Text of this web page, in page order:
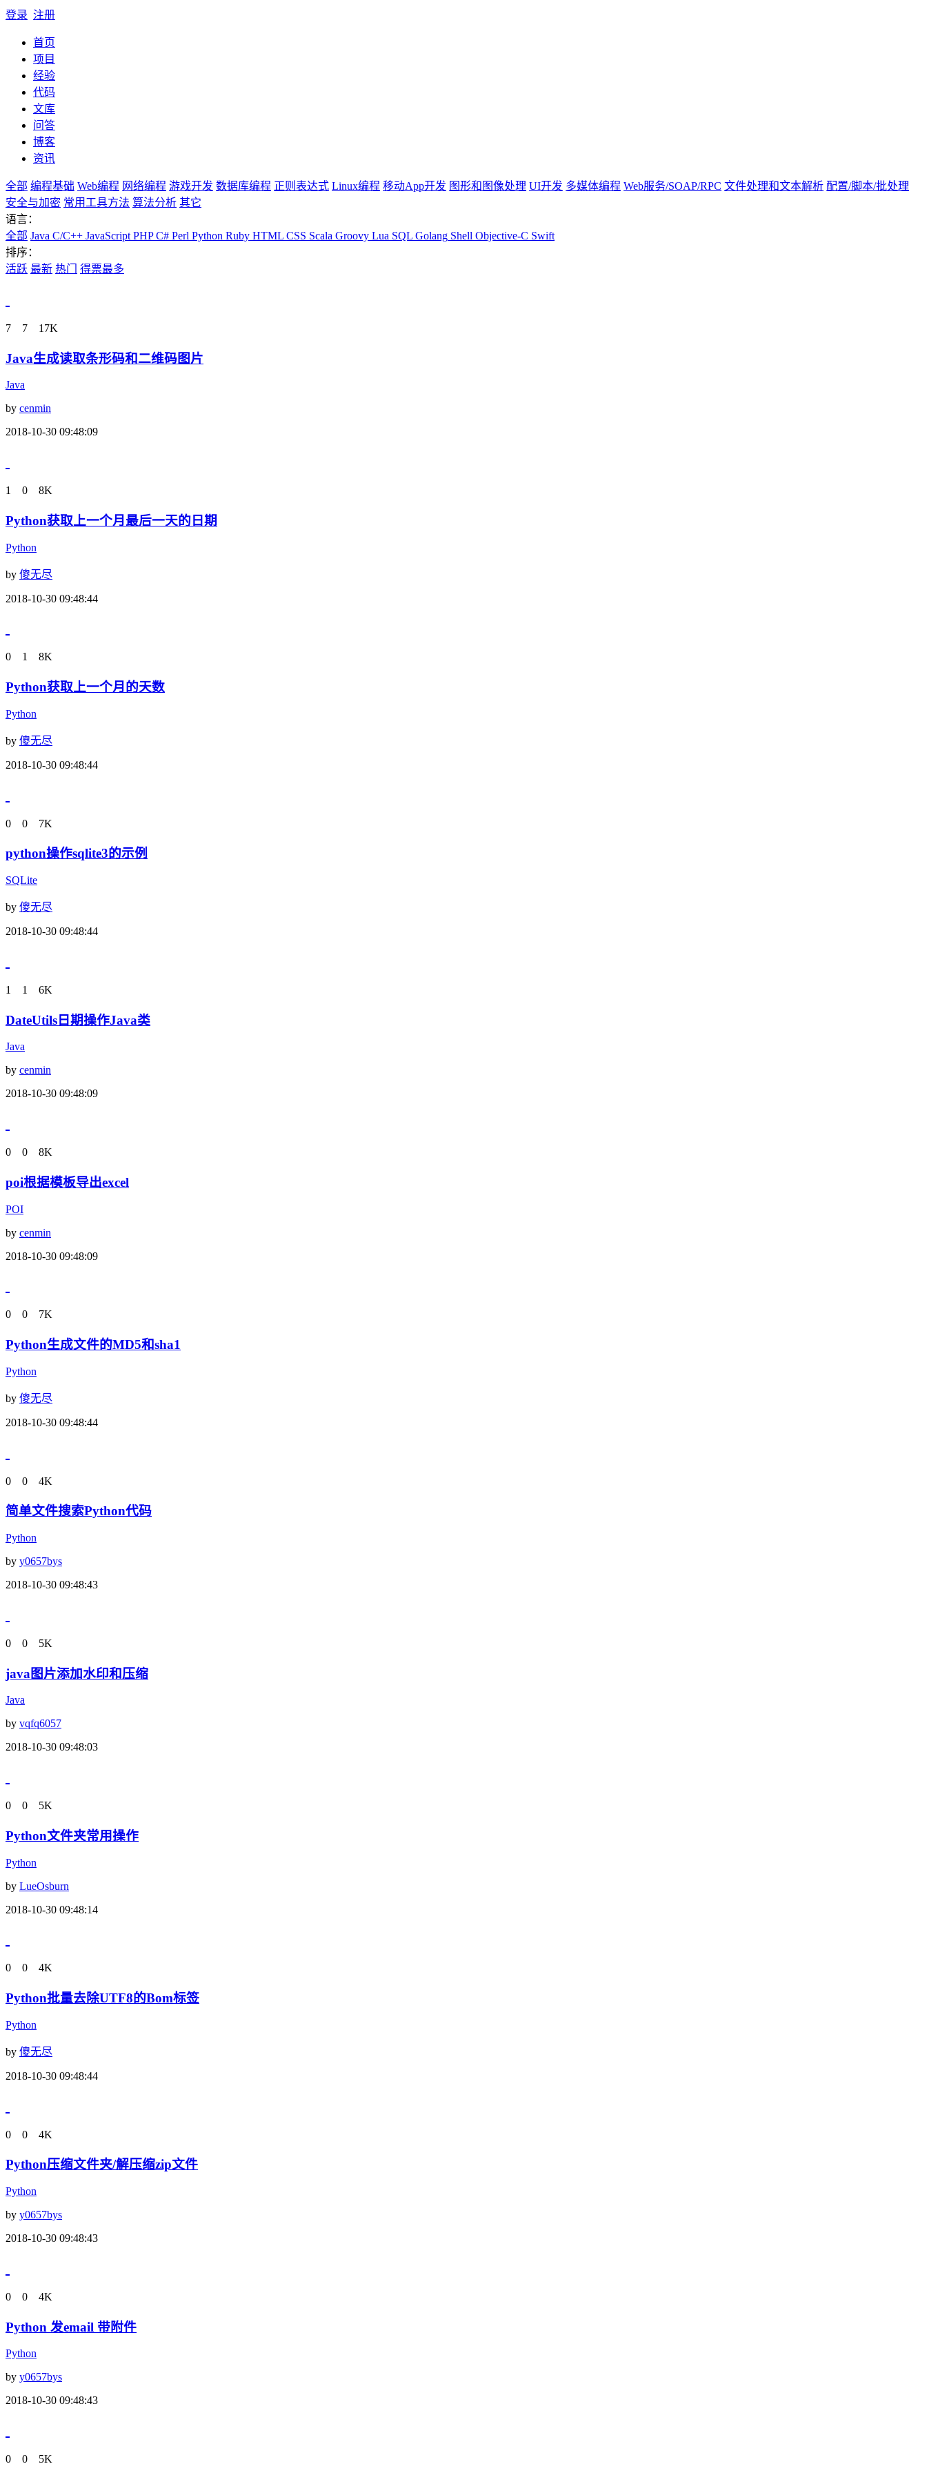
登录 注册
首页
项目
经验
代码
文库
问答
博客
资讯
全部 编程基础 Web编程 网络编程 游戏开发 数据库编程 正则表达式 Linux编程 移动App开发 图形和图像处理 UI开发 多媒体编程 Web服务/SOAP/RPC 文件处理和文本解析 配置/脚本/批处理
安全与加密 常用工具方法 算法分析 其它
语言：
全部 Java C/C++ JavaScript PHPC# Perl Python Ruby HTML CSS Scala Groovy Lua SQL Golang Shell Objective-C Swift
排序：
活跃 最新 热门 得票最多
7 7 17K
Java生成读取条形码和二维码图片
Java
by cenmin
2018-10-30 09:48:09
1 0 8K
Python获取上一个月最后一天的日期
Python
by 傻无尽
2018-10-30 09:48:44
0 1 8K
Python获取上一个月的天数
Python
by 傻无尽
2018-10-30 09:48:44
0 0 7K
python操作sqlite3的示例
SQLite
by 傻无尽
2018-10-30 09:48:44
1 1 6K
DateUtils日期操作Java类
Java
by cenmin
2018-10-30 09:48:09
0 0 8K
poi根据模板导出excel
POI
by cenmin
2018-10-30 09:48:09
0 0 7K
Python生成文件的MD5和sha1
Python
by 傻无尽
2018-10-30 09:48:44
0 0 4K
简单文件搜索Python代码
Python
by y0657bys
2018-10-30 09:48:43
0 0 5K
java图片添加水印和压缩
Java
by vqfq6057
2018-10-30 09:48:03
0 0 5K
Python文件夹常用操作
Python
by LueOsburn
2018-10-30 09:48:14
0 0 4K
Python批量去除UTF8的Bom标签
Python
by 傻无尽
2018-10-30 09:48:44
0 0 4K
Python压缩文件夹/解压缩zip文件
Python
by y0657bys
2018-10-30 09:48:43
0 0 4K
Python 发email 带附件
Python
by y0657bys
2018-10-30 09:48:43
0 0 5K